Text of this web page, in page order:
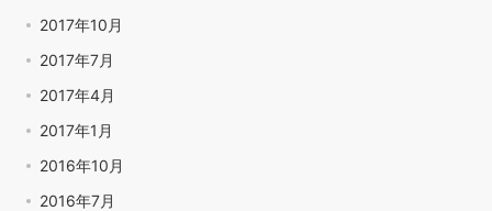
2017年10月
2017年7月
2017年4月
2017年1月
2016年10月
2016年7月